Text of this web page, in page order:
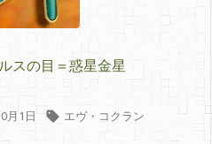
スの目＝惑星金星
月1日  エヴ・コクラン